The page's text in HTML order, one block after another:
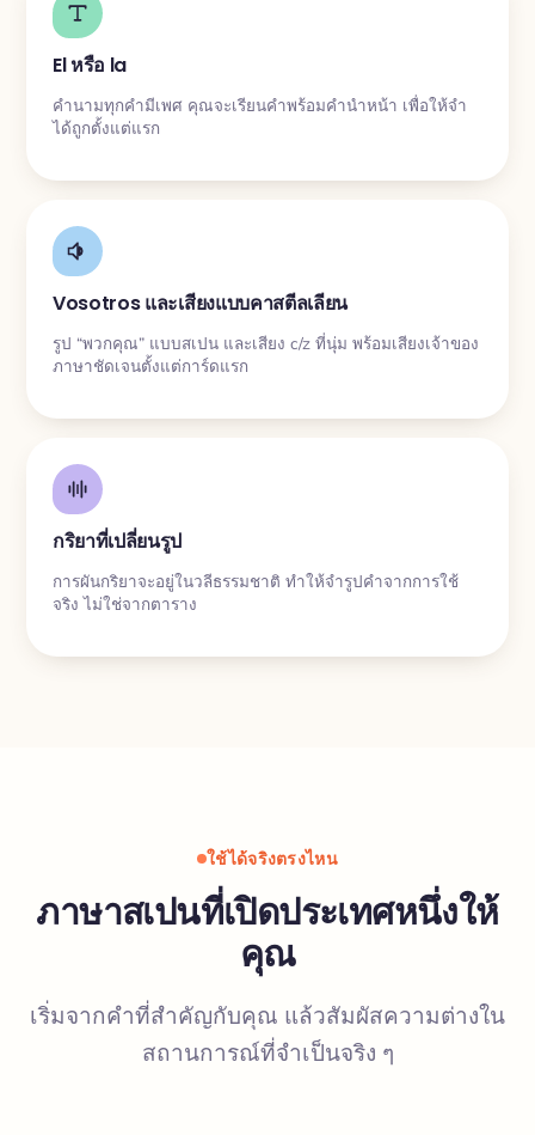
El หรือ la
คำนามทุกคำมีเพศ คุณจะเรียนคำพร้อมคำนำหน้า เพื่อให้จำ
ได้ถูกตั้งแต่แรก
Vosotros และเสียงแบบคาสตีลเลียน
รูป “พวกคุณ” แบบสเปน และเสียง c/z ที่นุ่ม พร้อมเสียงเจ้าของ
ภาษาชัดเจนตั้งแต่การ์ดแรก
กริยาที่เปลี่ยนรูป
การผันกริยาจะอยู่ในวลีธรรมชาติ ทำให้จำรูปคำจากการใช้
จริง ไม่ใช่จากตาราง
ใช้ได้จริงตรงไหน
ภาษาสเปนที่เปิดประเทศหนึ่งให้
คุณ
เริ่มจากคำที่สำคัญกับคุณ แล้วสัมผัสความต่างใน
สถานการณ์ที่จำเป็นจริง ๆ